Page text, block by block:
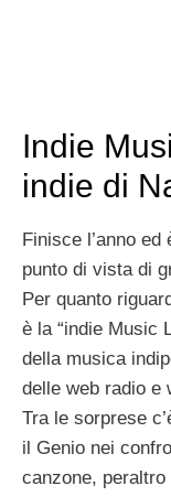
Indie
indie di
Finisce l’anno
punto di vista di
Per quanto
è la “indie Music
della musica
delle web radio e
Tra le sorprese
il Genio nei
canzone, peraltro